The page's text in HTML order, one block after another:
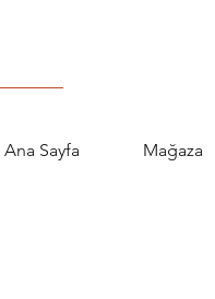
Ana Sayfa Mağaza